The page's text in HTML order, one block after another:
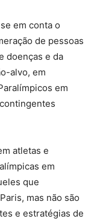
em conta o
de pessoas
doenças e da
alvo, em
em
atletas e
em
que
mas não são
e estratégias de